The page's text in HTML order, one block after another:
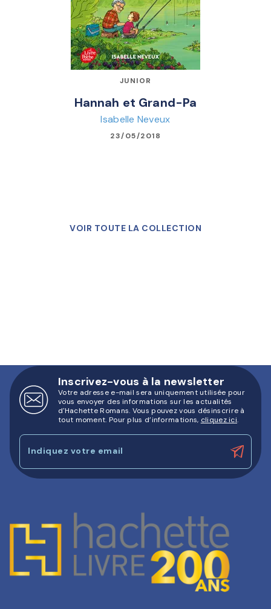
JUNIOR
Hannah et Grand-Pa
Isabelle Neveux
23/05/2018
VOIR TOUTE LA COLLECTION
Inscrivez-vous à la newsletter
Votre adresse e-mail sera uniquement utilisée pour
vous envoyer des informations sur les actualités
d'Hachette Romans. Vous pouvez vous désinscrire à
tout moment. Pour plus d’informations, cliquez ici.
Indiquez votre email